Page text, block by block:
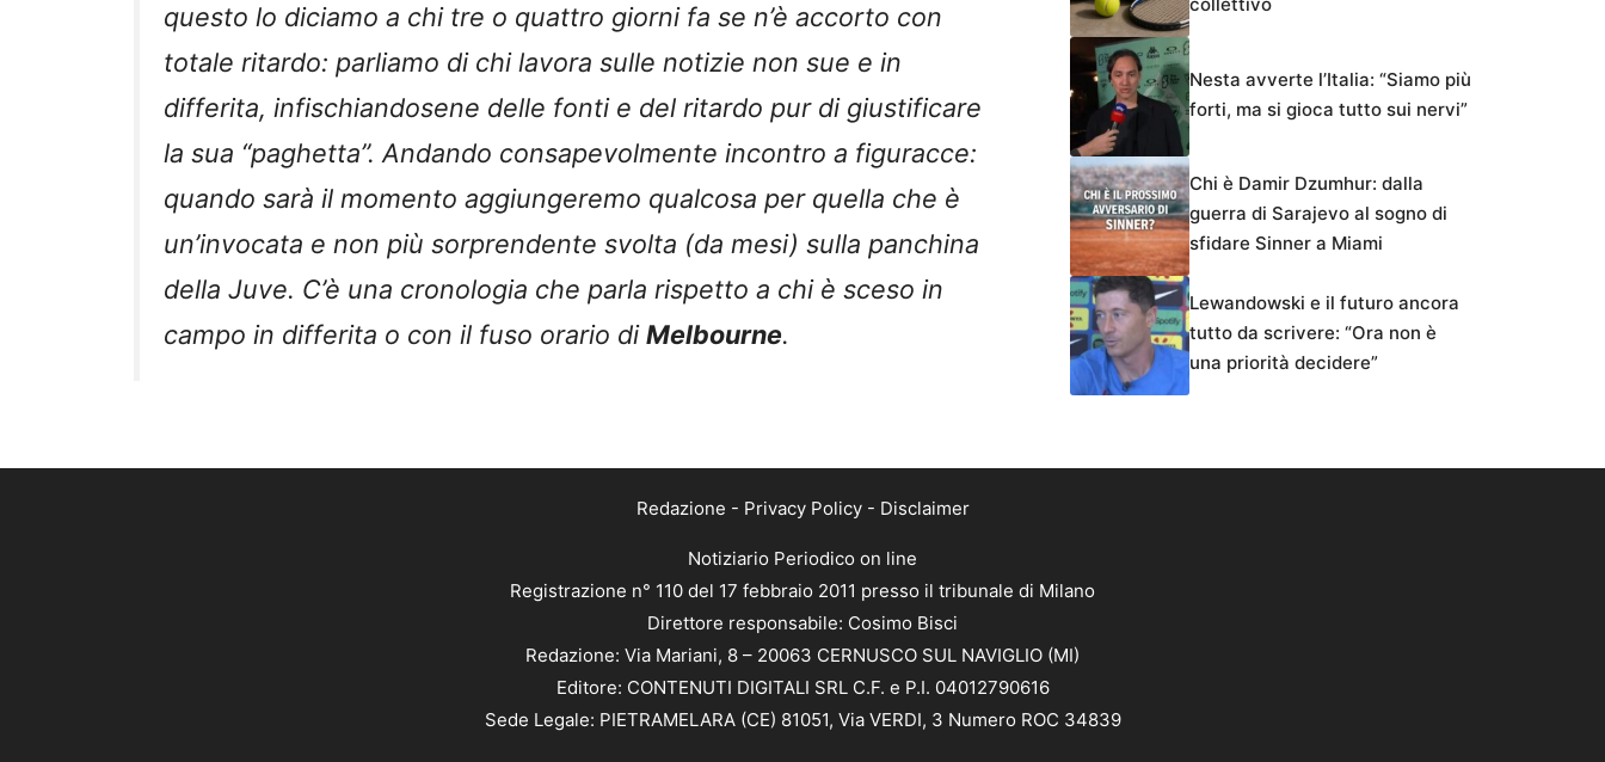
questo lo diciamo a chi tre o quattro giorni fa se n’è accorto con
totale ritardo: parliamo di chi lavora sulle notizie non sue e in
differita, infischiandosene delle fonti e del ritardo pur di giustificare
la sua “paghetta”. Andando consapevolmente incontro a figuracce:
quando sarà il momento aggiungeremo qualcosa per quella che è
un’invocata e non più sorprendente svolta (da mesi) sulla panchina
della Juve. C’è una cronologia che parla rispetto a chi è sceso in
campo in differita o con il fuso orario diMelbourne.
collettivo
Nesta avverte l’Italia: “Siamo più
forti, ma si gioca tutto sui nervi”
Chi è Damir Dzumhur: dalla
guerra di Sarajevo al sogno di
sfidare Sinner a Miami
Lewandowski e il futuro ancora
tutto da scrivere: “Ora non è
una priorità decidere”
Redazione - Privacy Policy- Disclaimer
Notiziario Periodico on line
Registrazione n° 110 del 17 febbraio 2011 presso il tribunale di Milano
Direttore responsabile: Cosimo Bisci
Redazione: Via Mariani, 8 – 20063 CERNUSCO SUL NAVIGLIO (MI)
Editore: CONTENUTI DIGITALI SRL C.F. e P.I. 04012790616
Sede Legale: PIETRAMELARA (CE) 81051, Via VERDI, 3 Numero ROC 34839